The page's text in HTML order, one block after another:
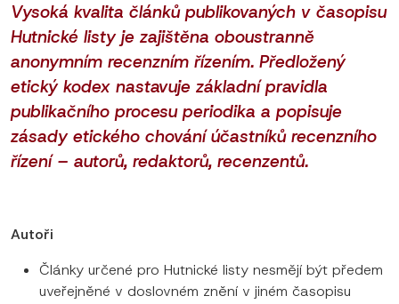
Vysoká kvalita článků publikovaných v časopisu
Hutnické listy je zajištěna oboustranně
anonymním recenzním řízením. Předložený
etický kodex nastavuje základní pravidla
publikačního procesu periodika a popisuje
zásady etického chování účastníků recenzního
řízení – autorů, redaktorů, recenzentů.
Autoři
Články určené pro Hutnické listy nesmějí být předem
uveřejněné v doslovném znění v jiném časopisu